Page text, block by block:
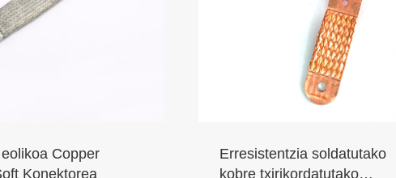
Copper
Konektorea
Erresistentzia soldatutako
kobre txirikordatutako